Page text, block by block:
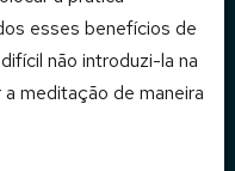
esses benefícios de
não introduzi-la na
meditação de maneira